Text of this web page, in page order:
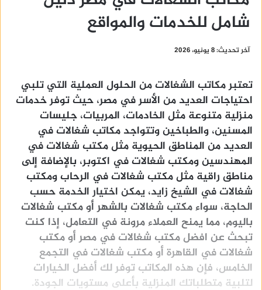
شامل للخدمات والمواقع
آخر تحديث: 8 يونيو، 2026
تعتبر مكاتب الشغالات من الحلول العملية التي تلبي
احتياجات العديد من الأسر في مصر، حيث توفر خدمات
منزلية متنوعة مثل الخادمات، المربيات، جليسات
المسنين، والطباخين وتتواجد مكاتب شغالات في
العديد من المناطق الحيوية مثل مكتب شغالات في
المهندسين ومكتب شغالات في اكتوبر، بالإضافة إلى
مناطق راقية مثل مكتب شغالات في الرحاب ومكتب
شغالات في الشيخ زايد، يمكن اختيار الخدمة حسب
الحاجة، سواء مكتب شغالات بالشهر أو مكتب شغالات
باليوم، مما يمنح العملاء مرونة في التعامل، إذا كنت
تبحث عن افضل مكتب شغالات في مصر أو مكتب
شغالات في القاهرة أو مكتب شغالات في التجمع
الخامس، فإن هذه المكاتب توفر لك أفضل الخيارات
لتلبية متطلباتك المنزلية بأعلى مستويات الجودة.